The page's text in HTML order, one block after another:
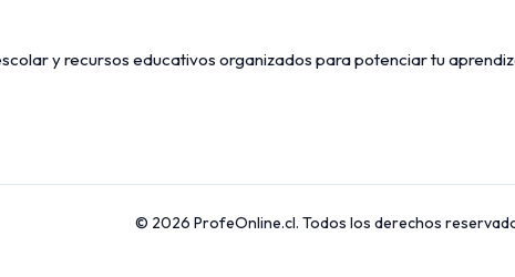
y recursos educativos organizados para potenciar tu
© 2026 ProfeOnline.cl. Todos los derechos